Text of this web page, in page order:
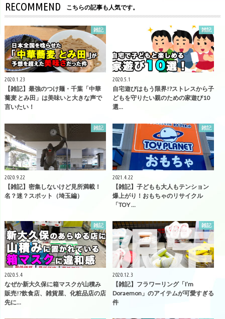
RECOMMEND こちらの記事も人気です。
雑記
2020.1.23
【雑記】最強のつけ麺・千葉「中華
蕎麦 とみ田」は美味いと大きな声で
言いたい！
雑記
2020.5.1
自宅遊びはもう限界!?ストレスから子
どもを守りたい親のための家遊び10
選…
雑記
2020.9.22
【雑記】密集しないけど見所満載！
名？迷？スポット（埼玉編）
雑記
2021.4.22
【雑記】子どもも大人もテンション
爆上がり！おもちゃのリサイクル
「TOY …
雑記
2020.5.4
なぜか新大久保に箱マスクが山積み
販売!?飲食店、雑貨屋、化粧品店の店
先に…
雑記
2020.12.3
【雑記】フラワーリング「I’m
Doraemon」のアイテムが可愛すぎる
件